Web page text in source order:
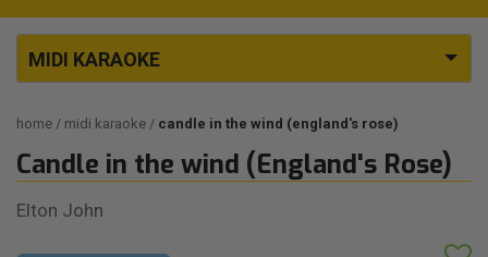
MIDI KARAOKE
home midi karaoke candle in the wind (england's rose)
Candle in the wind (England's Rose)
Elton John